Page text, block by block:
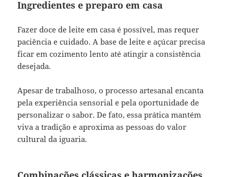
Ingredientes e preparo em casa
Fazer doce de leite em casa é possível, mas requer
paciência e cuidado. A base de leite e açúcar precisa
ficar em cozimento lento até atingir a consistência
desejada.
Apesar de trabalhoso, o processo artesanal encanta
pela experiência sensorial e pela oportunidade de
personalizar o sabor. De fato, essa prática mantém
viva a tradição e aproxima as pessoas do valor
cultural da iguaria.